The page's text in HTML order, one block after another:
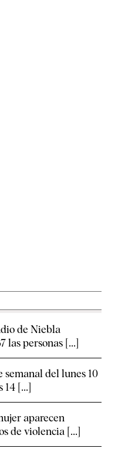
de Niebla
las personas [...]
semanal del lunes 10
14 [...]
aparecen
de violencia [...]